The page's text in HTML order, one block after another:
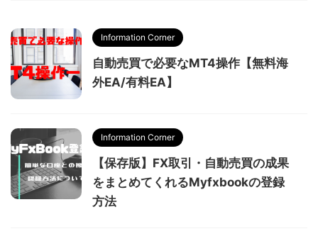
Information Corner
自動売買で必要なMT4操作【無料海
外EA/有料EA】
Information Corner
【保存版】FX取引・自動売買の成果
をまとめてくれるMyfxbookの登録
方法